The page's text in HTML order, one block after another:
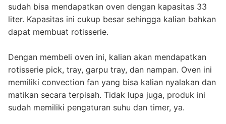
sudah bisa mendapatkan oven dengan kapasitas 33
liter. Kapasitas ini cukup besar sehingga kalian bahkan
dapat membuat rotisserie.
Dengan membeli oven ini, kalian akan mendapatkan
rotisserie pick, tray, garpu tray, dan nampan. Oven ini
memiliki convection fan yang bisa kalian nyalakan dan
matikan secara terpisah. Tidak lupa juga, produk ini
sudah memiliki pengaturan suhu dan timer, ya.